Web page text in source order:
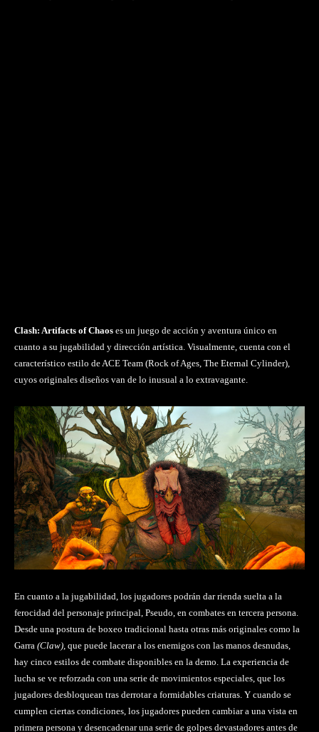
Clash: Artifacts of Chaos es un juego de acción y aventura único en
cuanto a su jugabilidad y dirección artística. Visualmente, cuenta con el
característico estilo de ACE Team (Rock of Ages, The Eternal Cylinder),
cuyos originales diseños van de lo inusual a lo extravagante.
En cuanto a la jugabilidad, los jugadores podrán dar rienda suelta a la
ferocidad del personaje principal, Pseudo, en combates en tercera persona.
Desde una postura de boxeo tradicional hasta otras más originales como la
Garra (Claw), que puede lacerar a los enemigos con las manos desnudas,
hay cinco estilos de combate disponibles en la demo. La experiencia de
lucha se ve reforzada con una serie de movimientos especiales, que los
jugadores desbloquean tras derrotar a formidables criaturas. Y cuando se
cumplen ciertas condiciones, los jugadores pueden cambiar a una vista en
primera persona y desencadenar una serie de golpes devastadores antes de